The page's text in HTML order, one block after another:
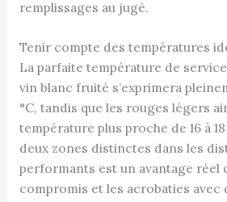
remplissages au jugé.
Tenir compte des températures
La parfaite température de
vin blanc fruité s’exprimera
°C, tandis que les rouges légers
température plus proche de 16 à
deux zones distinctes dans les
performants est un avantage réel
compromis et les acrobaties avec